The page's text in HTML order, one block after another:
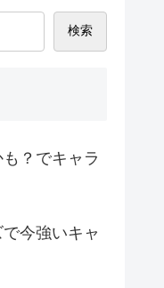
検索
？でキャラ
今強いキャ